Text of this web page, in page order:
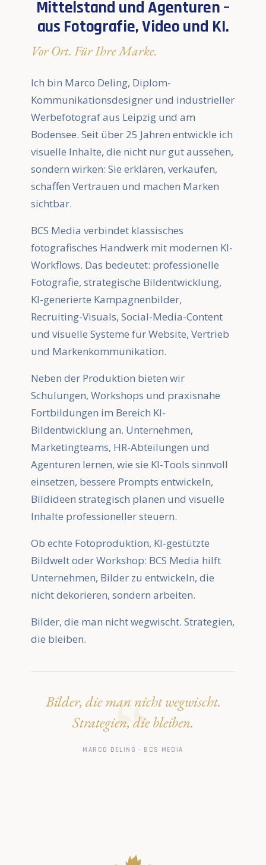
Mittelstand und Agenturen –
aus Fotografie, Video und KI.
Vor Ort. Für Ihre Marke.
Ich bin Marco Deling, Diplom-
Kommunikationsdesigner und industrieller
Werbefotograf aus Leipzig und am
Bodensee. Seit über 25 Jahren entwickle ich
visuelle Inhalte, die nicht nur gut aussehen,
sondern wirken: Sie erklären, verkaufen,
schaffen Vertrauen und machen Marken
sichtbar.
BCS Media verbindet klassisches
fotografisches Handwerk mit modernen KI-
Workflows. Das bedeutet: professionelle
Fotografie, strategische Bildentwicklung,
KI-generierte Kampagnenbilder,
Recruiting-Visuals, Social-Media-Content
und visuelle Systeme für Website, Vertrieb
und Markenkommunikation.
Neben der Produktion bieten wir
Schulungen, Workshops und praxisnahe
Fortbildungen im Bereich KI-
Bildentwicklung an. Unternehmen,
Marketingteams, HR-Abteilungen und
Agenturen lernen, wie sie KI-Tools sinnvoll
einsetzen, bessere Prompts entwickeln,
Bildideen strategisch planen und visuelle
Inhalte professioneller steuern.
Ob echte Fotoproduktion, KI-gestützte
Bildwelt oder Workshop: BCS Media hilft
Unternehmen, Bilder zu entwickeln, die
nicht dekorieren, sondern arbeiten.
Bilder, die man nicht wegwischt. Strategien,
die bleiben.
Bilder, die man nicht wegwischt.
Strategien, die bleiben.
MARCO DELING · BCS MEDIA